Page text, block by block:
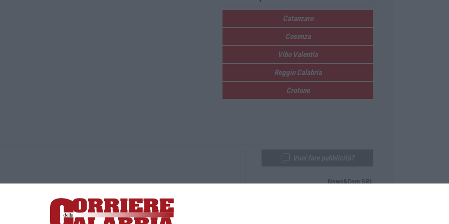
Catanzaro
Cosenza
Vibo Valentia
Reggio Calabria
Crotone
Lamezia Terme (CZ)
responsabile Paola Militano |Privacy
News&Com SRL